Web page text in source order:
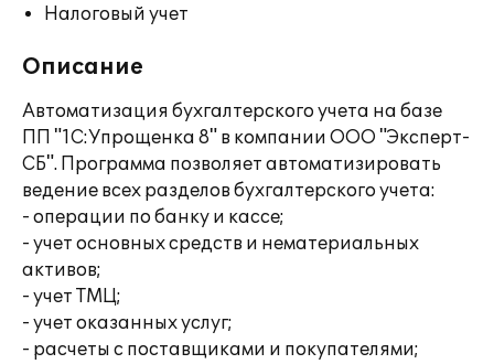
Налоговый учет
Описание
Автоматизация бухгалтерского учета на базе
ПП "1C:Упрощенка 8" в компании ООО "Эксперт-
СБ". Программа позволяет автоматизировать
ведение всех разделов бухгалтерского учета:
- операции по банку и кассе;
- учет основных средств и нематериальных
активов;
- учет ТМЦ;
- учет оказанных услуг;
- расчеты с поставщиками и покупателями;